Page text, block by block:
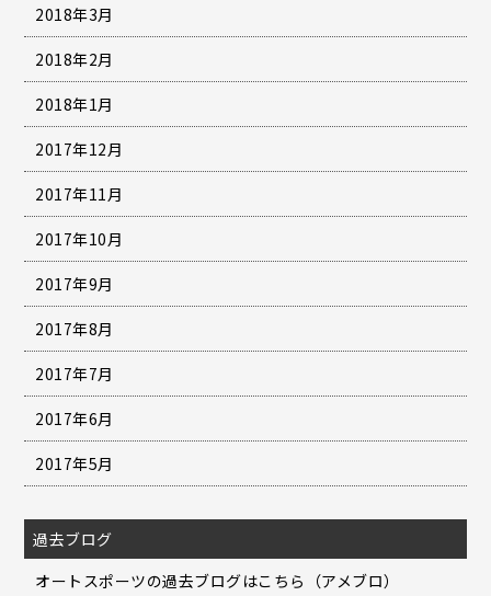
2018年3月
2018年2月
2018年1月
2017年12月
2017年11月
2017年10月
2017年9月
2017年8月
2017年7月
2017年6月
2017年5月
過去ブログ
オートスポーツの過去ブログはこちら（アメブロ）